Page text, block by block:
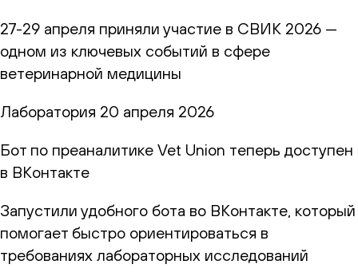
27-29 апреля приняли участие в СВИК 2026 —
одном из ключевых событий в сфере
ветеринарной медицины
Лаборатория 20 апреля 2026
Бот по преаналитике Vet Union теперь доступен
в ВКонтакте
Запустили удобного бота во ВКонтакте, который
помогает быстро ориентироваться в
требованиях лабораторных исследований